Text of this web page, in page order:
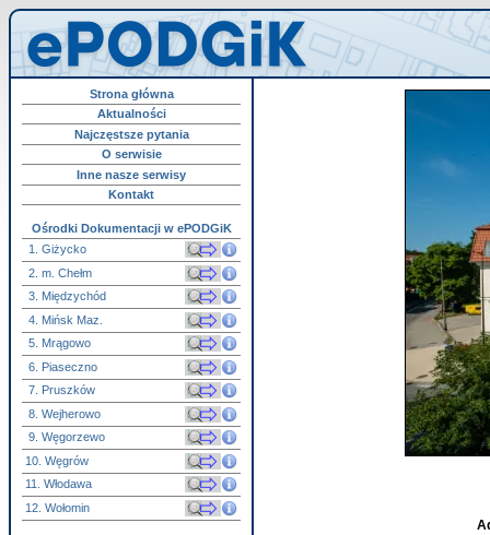
Strona główna
Aktualności
Najczęstsze pytania
O serwisie
Inne nasze serwisy
Kontakt
Ośrodki Dokumentacji w ePODGiK
1. Giżycko
2. m. Chełm
3. Międzychód
4. Mińsk Maz.
5. Mrągowo
6. Piaseczno
7. Pruszków
8. Wejherowo
9. Węgorzewo
10. Węgrów
11. Włodawa
12. Wołomin